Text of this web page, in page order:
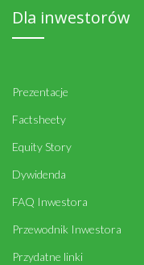
Dla inwestorów
Prezentacje
Factsheety
Equity Story
Dywidenda
FAQ Inwestora
Przewodnik Inwestora
Przydatne linki